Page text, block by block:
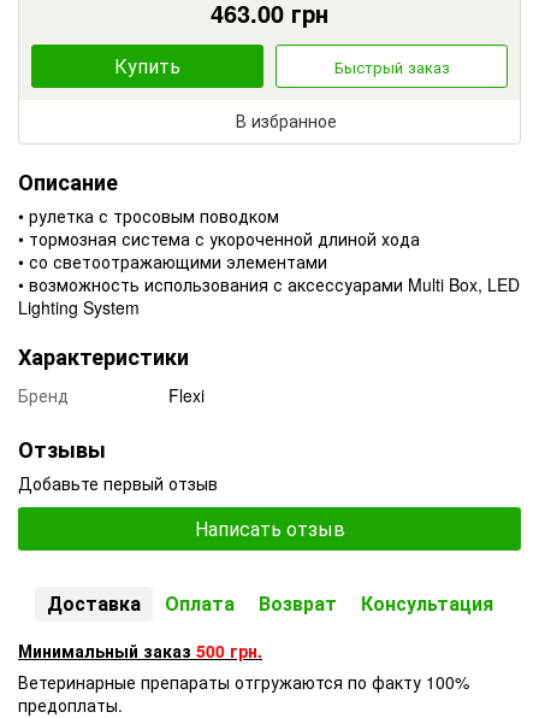
463.00 грн
Купить Быстрый заказ
В избранное
Описание
• рулетка с тросовым поводком
• тормозная система с укороченной длиной хода
• со светоотражающими элементами
• возможность использования с аксессуарами Multi Box, LED
Lighting System
Характеристики
Бренд Flexi
Отзывы
Добавьте первый отзыв
Написать отзыв
Доставка Оплата Возврат Консультация
Минимальный заказ 500 грн.
Ветеринарные препараты отгружаются по факту 100%
предоплаты.